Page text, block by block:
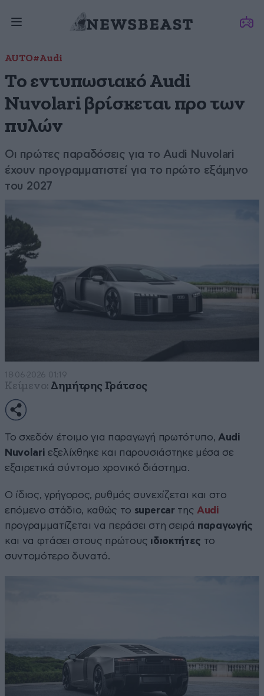
AUTO#Audi
Το εντυπωσιακό Audi
Nuvolari βρίσκεται προ των
πυλών
Οι πρώτες παραδόσεις για το Audi Nuvolari
έχουν προγραμματιστεί για το πρώτο εξάμηνο
του 2027
18·06·2026 01:19
Κείμενο: Δημήτρης Γράτσος
Το σχεδόν έτοιμο για παραγωγή πρωτότυπο, Audi
Nuvolari εξελίχθηκε και παρουσιάστηκε μέσα σε
εξαιρετικά σύντομο χρονικό διάστημα.
Ο ίδιος, γρήγορος, ρυθμός συνεχίζεται και στο
επόμενο στάδιο, καθώς το supercarτης Audi
προγραμματίζεται να περάσει στη σειρά παραγωγής
και να φτάσει στους πρώτους ιδιοκτήτες το
συντομότερο δυνατό.